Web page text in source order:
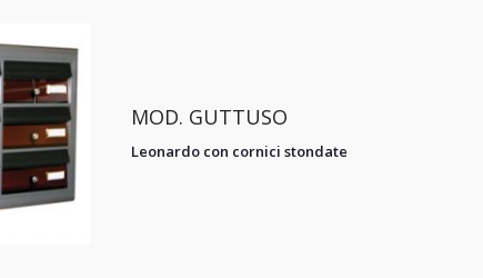
MOD. GUTTUSO
Leonardo con cornici stondate